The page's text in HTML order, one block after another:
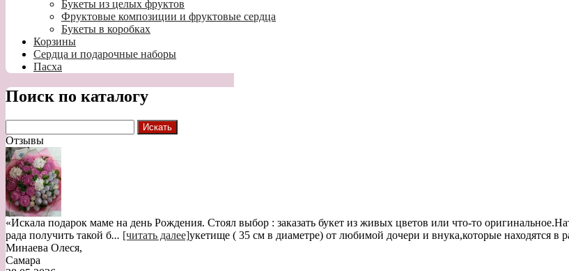
Букеты из целых фруктов
Фруктовые композиции и фруктовые сердца
Букеты в коробках
Корзины
Сердца и подарочные наборы
Пасха
Поиск по каталогу
Отзывы
«Искала подарок маме на день Рождения. Стоял выбор : заказать букет из живых цветов или что-то
рада получить такой б... [читать далее]укетище ( 35 см в диаметре) от любимой дочери и внука,которые находятся в
Минаева Олеся,
Самара